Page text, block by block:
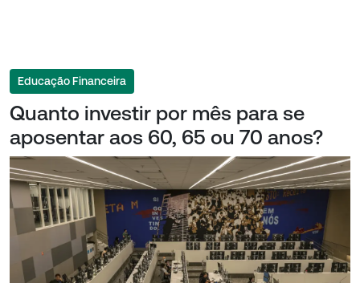
Educação Financeira
Quanto investir por mês para se
aposentar aos 60, 65 ou 70 anos?